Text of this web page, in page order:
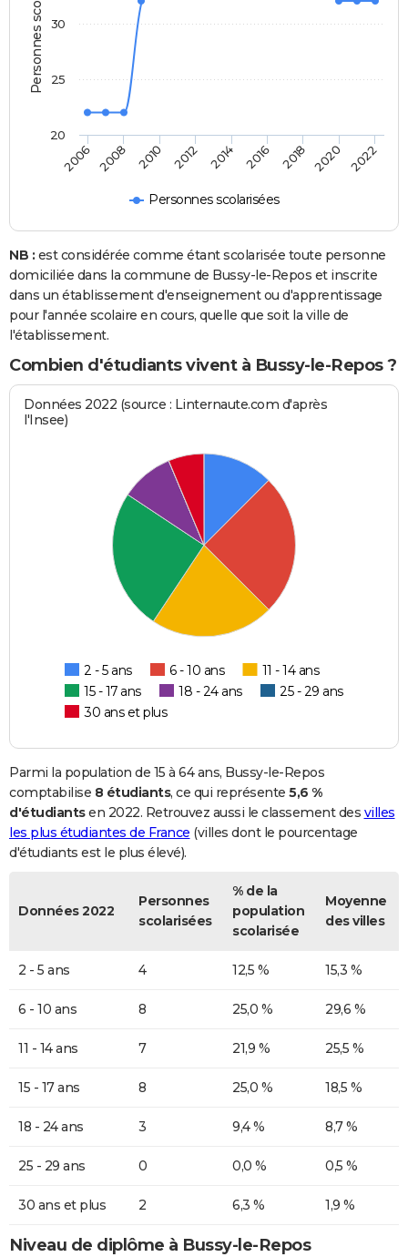
Personnes scolarisées
2006 2008 2010 2012 2014 2016 2018 2020 2022
20
25
30
NB : est considérée comme étant scolarisée toute personne
domiciliée dans la commune de Bussy-le-Repos et inscrite
dans un établissement d'enseignement ou d'apprentissage
pour l'année scolaire en cours, quelle que soit la ville de
l'établissement.
Combien d'étudiants vivent à Bussy-le-Repos ?
Données 2022 (source : Linternaute.com d'après
l'Insee)
2 - 5 ans 6 - 10 ans
11 - 14 ans
15 - 17 ans
18 - 24 ans
25 - 29 ans
30 ans et plus
Parmi la population de 15 à 64 ans, Bussy-le-Repos
comptabilise 8 étudiants, ce qui représente 5,6 %
d'étudiantsen 2022. Retrouvez aussi le classement des villes
les plus étudiantes de France (villes dont le pourcentage
d'étudiants est le plus élevé).
Données 2022
Personnes
scolarisées
% de la
population
scolarisée
Moyenne
des villes
2 - 5 ans 4 12,5 % 15,3 %
6 - 10 ans 8 25,0 % 29,6 %
11 - 14 ans 7 21,9 % 25,5 %
15 - 17 ans 8 25,0 % 18,5 %
18 - 24 ans 3 9,4 % 8,7 %
25 - 29 ans 0 0,0 % 0,5 %
30 ans et plus 2 6,3 % 1,9 %
Niveau de diplôme à Bussy-le-Repos